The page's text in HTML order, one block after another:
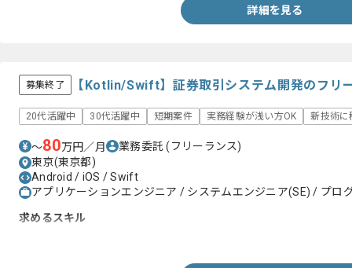
詳細を見る
募集終了 【Kotlin/Swift】証券取引システム開発のフリ
20代活躍中 30代活躍中 短期案件 実務経験が浅い方OK 新技術に
〜80万円／月 業務委託(フリーランス)
東京(東京都)
Android / iOS / Swift
アプリケーションエンジニア / システムエンジニア(SE) / プロ
求めるスキル